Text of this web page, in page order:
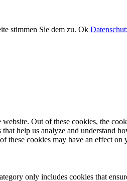
stimmen Sie dem zu. Ok
Out of these cookies, the
help us analyze and understand
these cookies may have an effect on
only includes cookies that